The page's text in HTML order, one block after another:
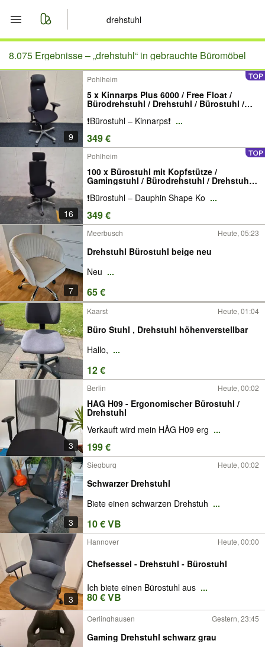
Start
Merkliste
Nachrichten
Anzeige aufgeben
8.075 Ergebnisse –„drehstuhl“ in gebrauchte Büromöbel
9
Pohlheim
5 x Kinnarps Plus 6000 / Free Float /
Bürodrehstuhl / Drehstuhl / Bürostuhl /
Büroauflösung / Sitzmöbel
❗️Bürostuhl – Kinnarps❗️ ...
349 €
16
Pohlheim
100 x Bürostuhl mit Kopfstütze /
Gamingstuhl / Bürodrehstuhl / Drehstuhl /
Dauphin Shape / Sitzmöbel / Büromöbel /
Büro / Büroauflösung
❗️Bürostuhl – Dauphin Shape Ko ...
349 €
7
Meerbusch Heute, 05:23
Drehstuhl Bürostuhl beige neu
Neu ...
65 €
Kaarst Heute, 01:04
Büro Stuhl , Drehstuhl höhenverstellbar
Hallo, ...
12 €
3
Berlin Heute, 00:02
HAG H09 - Ergonomischer Bürostuhl /
Drehstuhl
Verkauft wird mein HÅG H09 erg ...
199 €
3
Siegburg Heute, 00:02
Schwarzer Drehstuhl
Biete einen schwarzen Drehstuh ...
10 € VB
3
Hannover Heute, 00:00
Chefsessel - Drehstuhl - Bürostuhl
Ich biete einen Bürostuhl aus ...
80 € VB
Oerlinghausen Gestern, 23:45
Gaming Drehstuhl schwarz grau